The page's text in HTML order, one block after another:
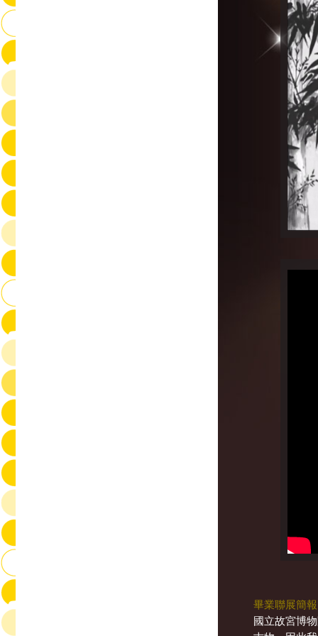
畢業聯展簡報
國立故宮博